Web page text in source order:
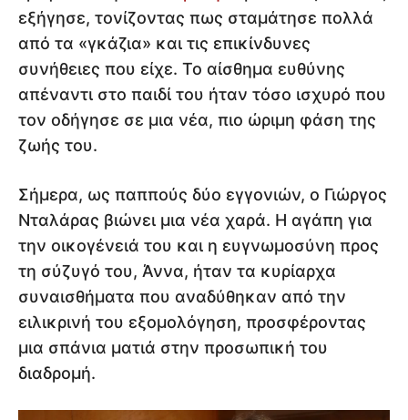
εξήγησε, τονίζοντας πως σταμάτησε πολλά
από τα «γκάζια» και τις επικίνδυνες
συνήθειες που είχε. Το αίσθημα ευθύνης
απέναντι στο παιδί του ήταν τόσο ισχυρό που
τον οδήγησε σε μια νέα, πιο ώριμη φάση της
ζωής του.
Σήμερα, ως παππούς δύο εγγονιών, ο Γιώργος
Νταλάρας βιώνει μια νέα χαρά. Η αγάπη για
την οικογένειά του και η ευγνωμοσύνη προς
τη σύζυγό του, Άννα, ήταν τα κυρίαρχα
συναισθήματα που αναδύθηκαν από την
ειλικρινή του εξομολόγηση, προσφέροντας
μια σπάνια ματιά στην προσωπική του
διαδρομή.